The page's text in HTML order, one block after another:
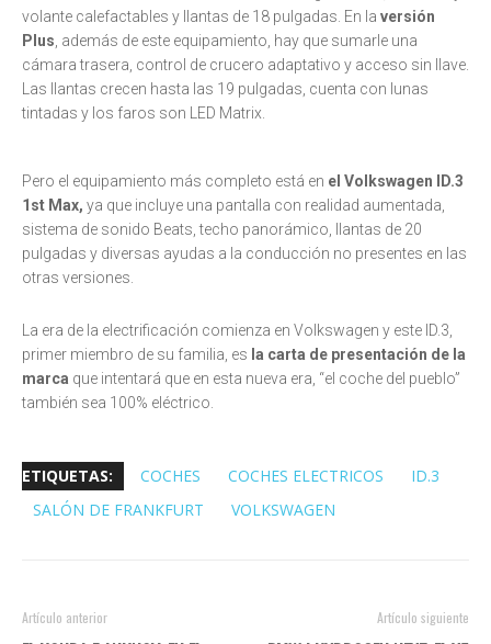
volante calefactables y llantas de 18 pulgadas. En la versión
Plus , además de este equipamiento, hay que sumarle una
cámara trasera, control de crucero adaptativo y acceso sin llave.
Las llantas crecen hasta las 19 pulgadas, cuenta con lunas
tintadas y los faros son LED Matrix.
Pero el equipamiento más completo está en el Volkswagen ID.3
1st Max, ya que incluye una pantalla con realidad aumentada,
sistema de sonido Beats, techo panorámico, llantas de 20
pulgadas y diversas ayudas a la conducción no presentes en las
otras versiones.
La era de la electrificación comienza en Volkswagen y este ID.3,
primer miembro de su familia, es la carta de presentación de la
marca que intentará que en esta nueva era, “el coche del pueblo”
también sea 100% eléctrico.
ETIQUETAS: COCHES COCHES ELECTRICOS
ID.3
SALÓN DE FRANKFURT
VOLKSWAGEN
Artículo anterior Artículo siguiente